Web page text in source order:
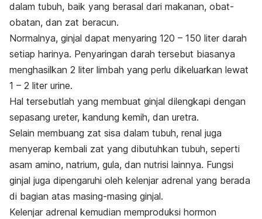
dalam tubuh, baik yang berasal dari makanan, obat-
obatan, dan zat beracun.
Normalnya, ginjal dapat menyaring 120 – 150 liter darah
setiap harinya. Penyaringan darah tersebut biasanya
menghasilkan 2 liter limbah yang perlu dikeluarkan lewat
1 – 2 liter urine.
Hal tersebutlah yang membuat ginjal dilengkapi dengan
sepasang ureter, kandung kemih, dan uretra.
Selain membuang zat sisa dalam tubuh, renal juga
menyerap kembali zat yang dibutuhkan tubuh, seperti
asam amino, natrium, gula, dan nutrisi lainnya. Fungsi
ginjal juga dipengaruhi oleh kelenjar adrenal yang berada
di bagian atas masing-masing ginjal.
Kelenjar adrenal kemudian memproduksi hormon